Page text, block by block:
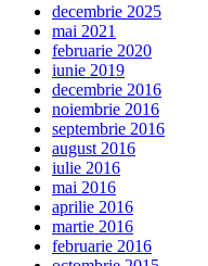
decembrie 2025
mai 2021
februarie 2020
iunie 2019
decembrie 2016
noiembrie 2016
septembrie 2016
august 2016
iulie 2016
mai 2016
aprilie 2016
martie 2016
februarie 2016